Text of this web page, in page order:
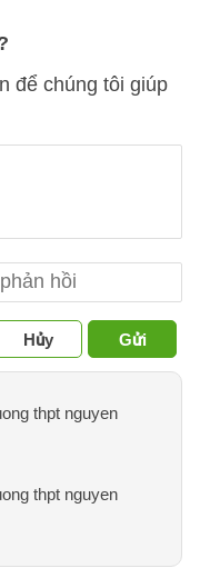
để chúng tôi giúp
Hủy
Gửi
thpt nguyen
thpt nguyen